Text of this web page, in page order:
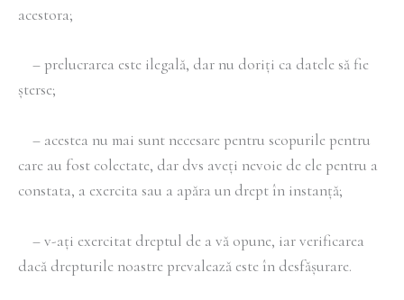
acestora;
– prelucrarea este ilegală, dar nu doriți ca datele să fie
șterse;
– acestea nu mai sunt necesare pentru scopurile pentru
care au fost colectate, dar dvs aveți nevoie de ele pentru a
constata, a exercita sau a apăra un drept în instanță;
– v-ați exercitat dreptul de a vă opune, iar verificarea
dacă drepturile noastre prevalează este în desfășurare.